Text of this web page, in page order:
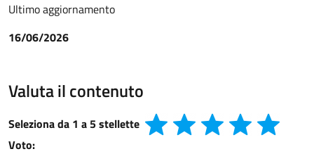
Ultimo aggiornamento
16/06/2026
Valuta il contenuto
Seleziona da 1 a 5 stellette
Voto: